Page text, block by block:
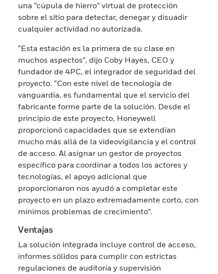
una “cúpula de hierro” virtual de protección
sobre el sitio para detectar, denegar y disuadir
cualquier actividad no autorizada.
“Esta estación es la primera de su clase en
muchos aspectos”, dijo Coby Hayes, CEO y
fundador de 4PC, el integrador de seguridad del
proyecto. “Con este nivel de tecnología de
vanguardia, es fundamental que el servicio del
fabricante forme parte de la solución. Desde el
principio de este proyecto, Honeywell
proporcionó capacidades que se extendían
mucho más allá de la videovigilancia y el control
de acceso. Al asignar un gestor de proyectos
específico para coordinar a todos los actores y
tecnologías, el apoyo adicional que
proporcionaron nos ayudó a completar este
proyecto en un plazo extremadamente corto, con
mínimos problemas de crecimiento”.
Ventajas
La solución integrada incluye control de acceso,
informes sólidos para cumplir con estrictas
regulaciones de auditoría y supervisión